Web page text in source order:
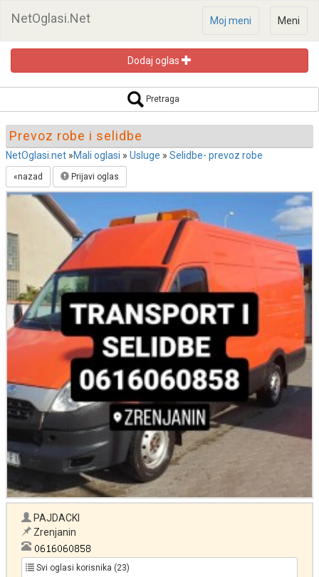
NetOglasi.Net Meni
Moj meni
Dodaj oglas
Pretraga
Pretraga oglasa
Prevoz robe i selidbe
NetOglasi.net »Mali oglasi » Usluge » Selidbe- prevoz robe
«nazad Prijavi oglas
PAJDACKI
Zrenjanin
Svi oglasi korisnika (23)